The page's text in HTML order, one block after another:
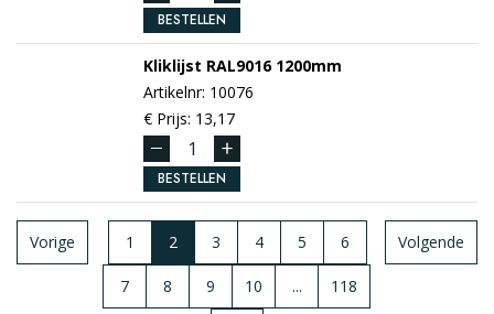
BESTELLEN
Kliklijst RAL90161200mm
Artikelnr: 10076
€ Prijs: 13,17
BESTELLEN
Vorige 1 2 3 4 5 6
7 8 9 10 ... 118
Volgende